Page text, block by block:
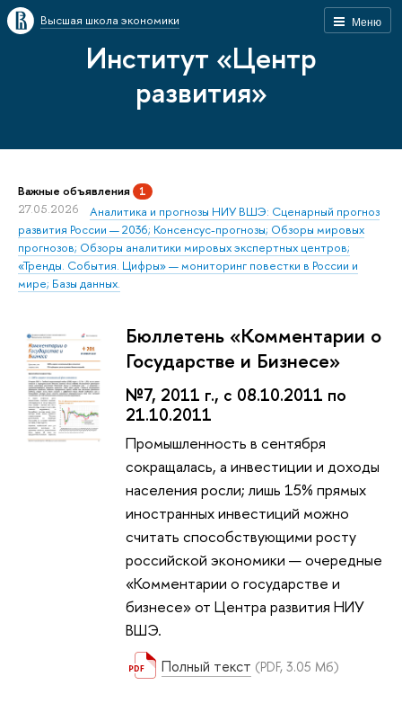
Меню
Высшая школа экономики
Институт «Центр
развития»
Важные объявления 1
27.05.2026
Аналитика и прогнозы НИУ ВШЭ: Сценарный прогноз
развития России — 2036; Консенсус-прогнозы; Обзоры мировых
прогнозов; Обзоры аналитики мировых экспертных центров;
«Тренды. События. Цифры» — мониторинг повестки в России и
мире; Базы данных.
Бюллетень «Комментарии о
Государстве и Бизнесе»
№7, 2011 г., с 08.10.2011 по
21.10.2011
Промышленность в сентября
сокращалась, а инвестиции и доходы
населения росли; лишь 15% прямых
иностранных инвестиций можно
считать способствующими росту
российской экономики — очередные
«Комментарии о государстве и
бизнесе» от Центра развития НИУ
ВШЭ.
Полный текст (PDF, 3.05 Мб)